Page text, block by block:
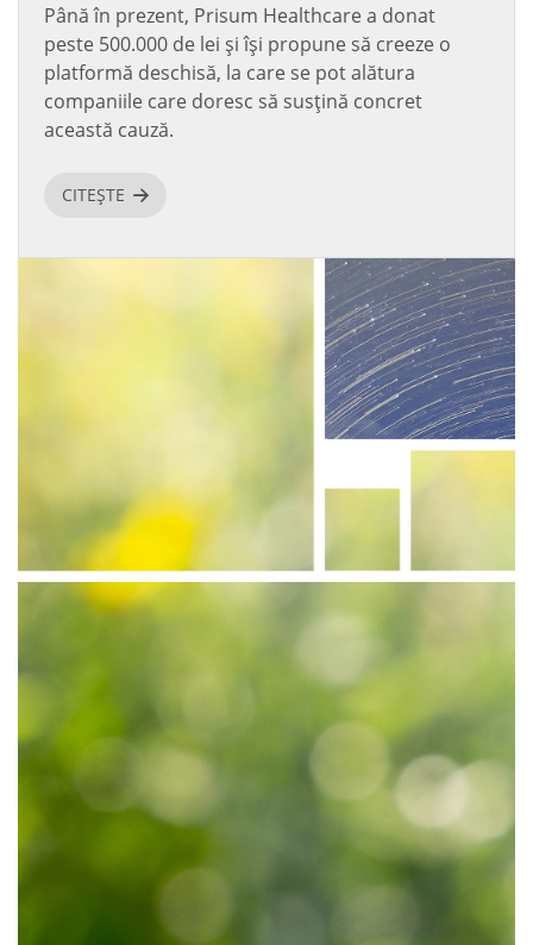
Până în prezent, Prisum Healthcare a donat
peste 500.000 de lei și își propune să creeze o
platformă deschisă, la care se pot alătura
companiile care doresc să susțină concret
această cauză.
CITEȘTE